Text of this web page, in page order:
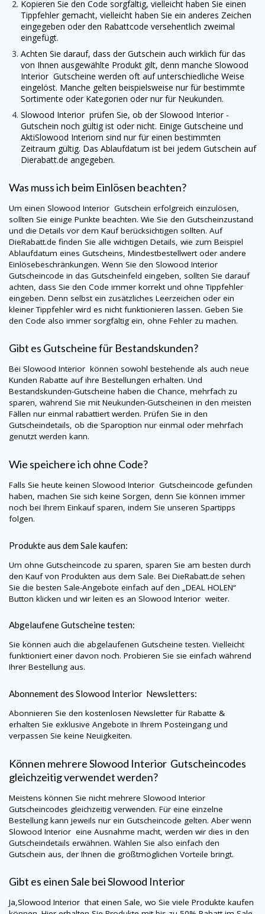
Kopieren Sie den Code sorgfältig, vielleicht haben Sie einen
Tippfehler gemacht, vielleicht haben Sie ein anderes Zeichen
eingegeben oder den Rabattcode versehentlich zweimal
eingefügt.
Achten Sie darauf, dass der Gutschein auch wirklich für das
von Ihnen ausgewählte Produkt gilt, denn manche Slowood
Interior Gutscheine werden oft auf unterschiedliche Weise
eingelöst. Manche gelten beispielsweise nur für bestimmte
Sortimente oder Kategorien oder nur für Neukunden.
Slowood Interior prüfen Sie, ob derSlowood Interior -
Gutschein noch gültig ist oder nicht. Einige Gutscheine und
AktiSlowood Interiorn sind nur für einen bestimmten
Zeitraum gültig. Das Ablaufdatum ist bei jedem Gutschein auf
Dierabatt.de angegeben.
Was muss ich beim Einlösen beachten?
Um einen Slowood Interior Gutschein erfolgreich einzulösen,
sollten Sie einige Punkte beachten. Wie Sie den Gutscheinzustand
und die Details vor dem Kauf berücksichtigen sollten. Auf
DieRabatt.de finden Sie alle wichtigen Details, wie zum Beispiel
Ablaufdatum eines Gutscheins, Mindestbestellwert oder andere
Einlösebeschränkungen. Wenn Sie den Slowood Interior
Gutscheincode in das Gutscheinfeld eingeben, sollten Sie darauf
achten, dass Sie den Code immer korrekt und ohne Tippfehler
eingeben. Denn selbst ein zusätzliches Leerzeichen oder ein
kleiner Tippfehler wird es nicht funktionieren lassen. Geben Sie
den Code also immer sorgfältig ein, ohne Fehler zu machen.
Gibt es Gutscheine für Bestandskunden?
Bei Slowood Interior können sowohl bestehende als auch neue
Kunden Rabatte auf ihre Bestellungen erhalten. Und
Bestandskunden-Gutscheine haben die Chance, mehrfach zu
sparen, während Sie mit Neukunden-Gutscheinen in den meisten
Fällen nur einmal rabattiert werden. Prüfen Sie in den
Gutscheindetails, ob die Sparoption nur einmal oder mehrfach
genutzt werden kann.
Wie speichere ich ohne Code?
Falls Sie heute keinen Slowood Interior Gutscheincode gefunden
haben, machen Sie sich keine Sorgen, denn Sie können immer
noch bei Ihrem Einkauf sparen, indem Sie unseren Spartipps
folgen.
Produkte aus dem Sale kaufen:
Um ohne Gutscheincode zu sparen, sparen Sie am besten durch
den Kauf von Produkten aus dem Sale. Bei DieRabatt.de sehen
Sie die besten Sale-Angebote einfach auf den „DEAL HOLEN“
Button klicken und wir leiten es an Slowood Interior weiter.
Abgelaufene Gutscheine testen:
Sie können auch die abgelaufenen Gutscheine testen. Vielleicht
funktioniert einer davon noch. Probieren Sie sie einfach während
Ihrer Bestellung aus.
Abonnement des Slowood Interior Newsletters:
Abonnieren Sie den kostenlosen Newsletter für Rabatte &
erhalten Sie exklusive Angebote in Ihrem Posteingang und
verpassen Sie keine Neuigkeiten.
Können mehrereSlowood Interior Gutscheincodes
gleichzeitig verwendet werden?
Meistens können Sie nicht mehrere Slowood Interior
Gutscheincodes gleichzeitig verwenden. Für eine einzelne
Bestellung kann jeweils nur ein Gutscheincode gelten. Aber wenn
Slowood Interior eine Ausnahme macht, werden wir dies in den
Gutscheindetails erwähnen. Wählen Sie also einfach den
Gutschein aus, der Ihnen die größtmöglichen Vorteile bringt.
Gibt es einen Sale beiSlowood Interior
Ja,Slowood Interiorthat einen Sale, wo Sie viele Produkte kaufen